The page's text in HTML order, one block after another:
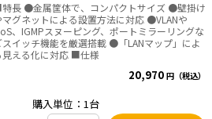
長 ●金属筐体で、コンパクトサイズ ●壁掛け
マグネットによる設置方法に対応 ●VLANや
、IGMPスヌーピング、ポートミラーリングな
スイッチ機能を厳選搭載 ●「LANマップ」によ
る見える化に対応 ■仕様
20,970 円（税込）
購入単位：1台